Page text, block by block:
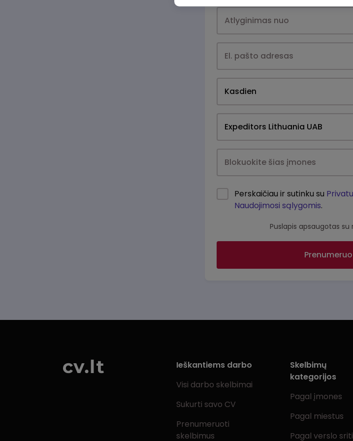
Kasdien
Perskaičiau ir sutinku su
Naudojimosi sąlygomis.
Puslapis apsaugotas su
Ieškantiems darbo
Visi darbo skelbimai
Sukurti savo CV
Prenumeruoti
skelbimus
Skelbimų
kategorijos
Pagal įmones
Pagal miestus
Pagal verslo